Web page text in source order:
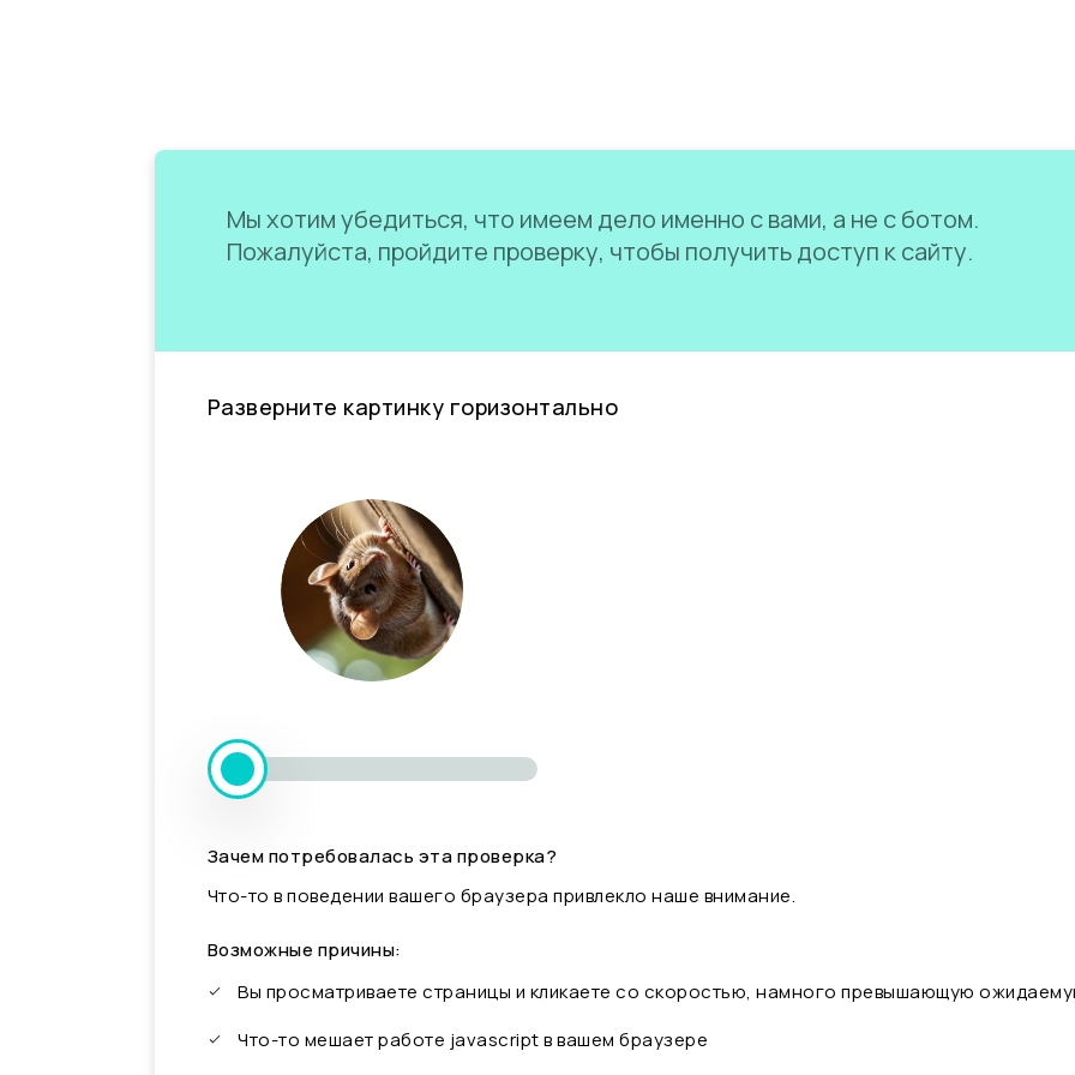
Мы хотим убедиться, что имеем дело именно с вами, а не с ботом.
Пожалуйста, пройдите проверку, чтобы получить доступ к сайту.
Разверните картинку горизонтально
Зачем потребовалась эта проверка?
Что-то в поведении вашего браузера привлекло наше внимание.
Возможные причины:
Вы просматриваете страницы и кликаете со скоростью, намного превышающую
Что-то мешает работе javascript в вашем браузере